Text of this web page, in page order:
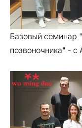
Базовый семинар
позвоночника" -